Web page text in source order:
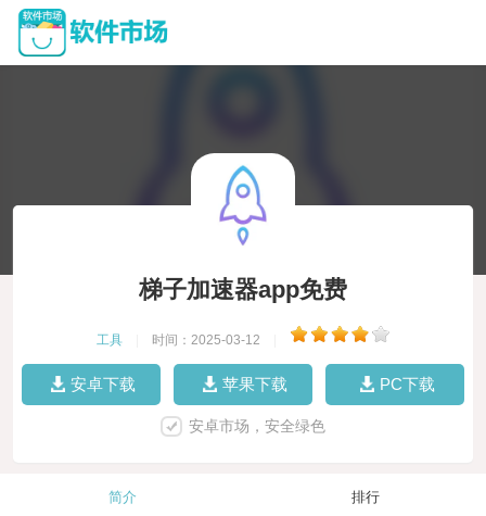
梯子加速器app免费
工具 时间：2025-03-12
安卓下载 苹果下载 PC下载
安卓市场，安全绿色
简介 排行